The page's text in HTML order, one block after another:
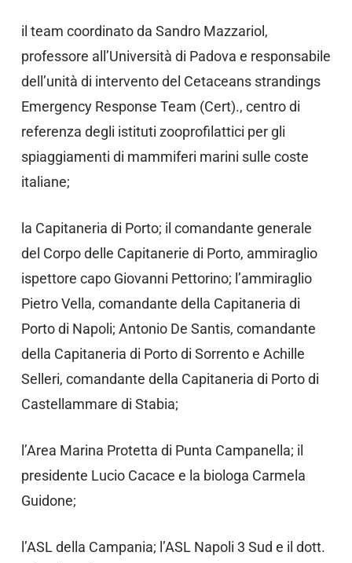
il team coordinato da Sandro Mazzariol,
professore all’Università di Padova e responsabile
dell’unità di intervento del Cetaceans strandings
Emergency Response Team (Cert)., centro di
referenza degli istituti zooprofilattici per gli
spiaggiamenti di mammiferi marini sulle coste
italiane;
la Capitaneria di Porto; il comandante generale
del Corpo delle Capitanerie di Porto, ammiraglio
ispettore capo Giovanni Pettorino; l’ammiraglio
Pietro Vella, comandante della Capitaneria di
Porto di Napoli; Antonio De Santis, comandante
della Capitaneria di Porto di Sorrento e Achille
Selleri, comandante della Capitaneria di Porto di
Castellammare di Stabia;
l’Area Marina Protetta di Punta Campanella; il
presidente Lucio Cacace e la biologa Carmela
Guidone;
l’ASL della Campania; l’ASL Napoli 3 Sud e il dott.